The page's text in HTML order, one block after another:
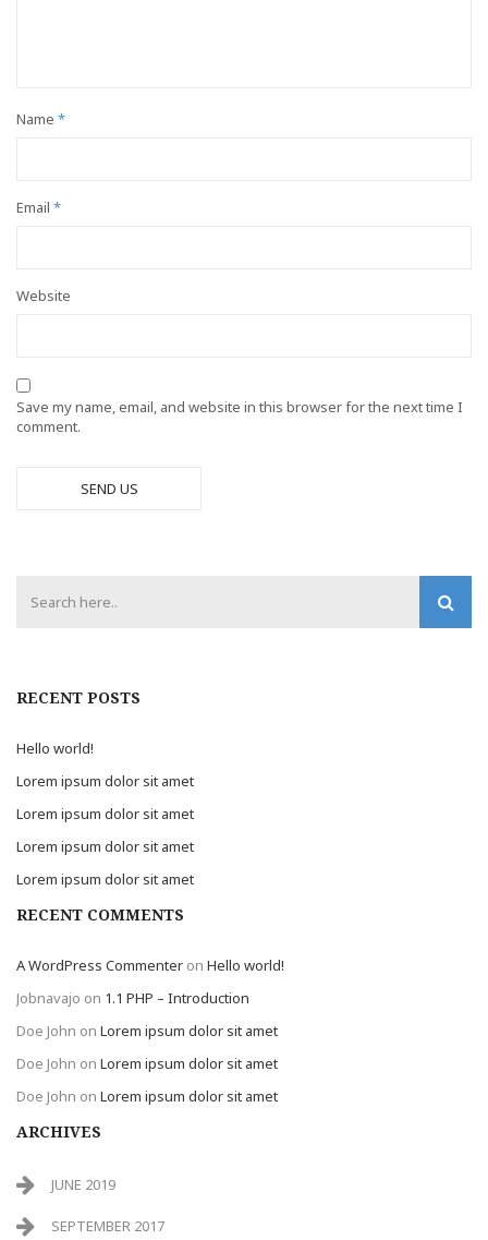
Name *
Email *
Website
Save my name, email, and website in this browser for the next time I
comment.
RECENT POSTS
Hello world!
Lorem ipsum dolor sit amet
Lorem ipsum dolor sit amet
Lorem ipsum dolor sit amet
Lorem ipsum dolor sit amet
RECENT COMMENTS
A WordPress Commenter on Hello world!
Jobnavajo on 1.1 PHP – Introduction
Doe John on Lorem ipsum dolor sit amet
Doe John on Lorem ipsum dolor sit amet
Doe John on Lorem ipsum dolor sit amet
ARCHIVES
JUNE 2019
SEPTEMBER 2017